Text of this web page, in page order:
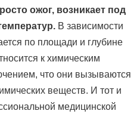
ожог, возникает под
В зависимости
по площади и глубине
к химическим
что они вызываются
веществ. И тот и
медицинской